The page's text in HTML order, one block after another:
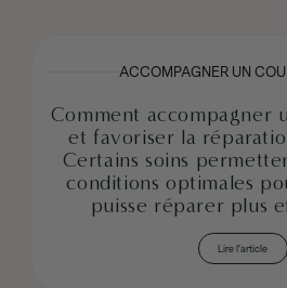
ACCOMPAGNER UN
Comment accompagner
et favoriser la
Certains soins
conditions optimales
puisse réparer plus
Lire l'article